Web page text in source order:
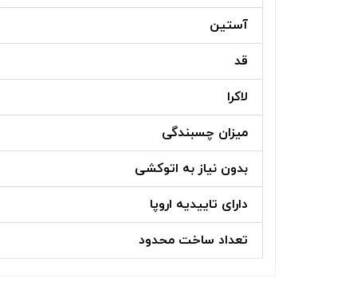
آستین
قد
لاکرا
میزان چسبندگی
بدون نیاز به اتوکشی
دارای تاییدیه اروپا
تعداد ساخت محدود